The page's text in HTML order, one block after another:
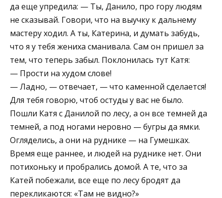
да еще упредила: — Ты, Данило, про гору людям
не сказывай. Говори, что на выучку к дальнему
мастеру ходил. А ты, Катерина, и думать забудь,
что я у тебя жениха сманивала. Сам он пришел за
тем, что теперь забыл. Поклонилась тут Катя:
— Прости на худом слове!
— Ладно, — отвечает, — что каменной сделается!
Для тебя говорю, чтоб остуды у вас не было.
Пошли Катя с Данилой по лесу, а он все темней да
темней, а под ногами неровно — бугры да ямки.
Огляделись, а они на руднике — на Гумешках.
Время еще раннее, и людей на руднике нет. Они
потихоньку и пробрались домой. А те, что за
Катей побежали, все еще по лесу бродят да
перекликаются: «Там не видно?»